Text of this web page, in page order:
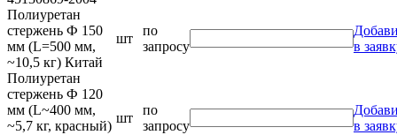
Полиуретан
стержень Ф 150
мм (L=500 мм,
~10,5 кг) Китай
шт
по
запросу
в
Полиуретан
стержень Ф 120
мм (L~400 мм,
~5,7 кг, красный)
шт
по
запросу
в